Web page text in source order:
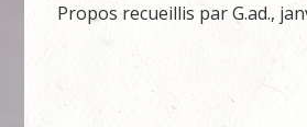
Propos recueillis par G.ad.,